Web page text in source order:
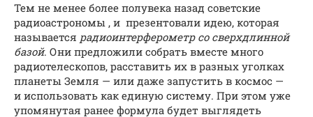
Тем не менее более полувека назад советские
радиоастрономы , и презентовали идею, которая
называется радиоинтерферометр со сверхдлинной
базой. Они предложили собрать вместе много
радиотелескопов, расставить их в разных уголках
планеты Земля — или даже запустить в космос —
и использовать как единую систему. При этом уже
упомянутая ранее формула будет выглядеть